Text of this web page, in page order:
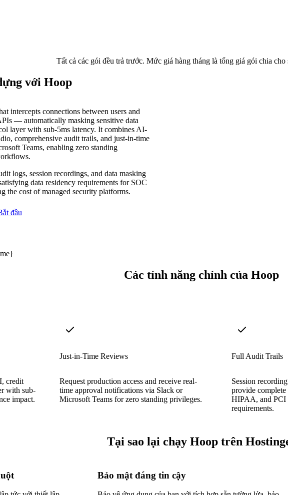
Tất cả các gói đều trả trước. Mức giá hàng tháng là tổng giá gói chia cho
với Hoop
intercepts connections between users and
— automatically masking sensitive data
layer with sub-5ms latency. It combines AI-
comprehensive audit trails, and just-in-time
Teams, enabling zero standing
logs, session recordings, and data masking
data residency requirements for SOC
cost of managed security platforms.
đầu
Các tính năng chính của Hoop
credit
with sub-
impact.
Just-in-Time Reviews
Request production access and receive real-
time approval notifications via Slack or
Microsoft Teams for zero standing privileges.
Full Audit Trails
Session
provide
HIPAA, and PCI
requirements.
Tại sao lại chạy Hoop trên
Bảo mật đáng tin cậy